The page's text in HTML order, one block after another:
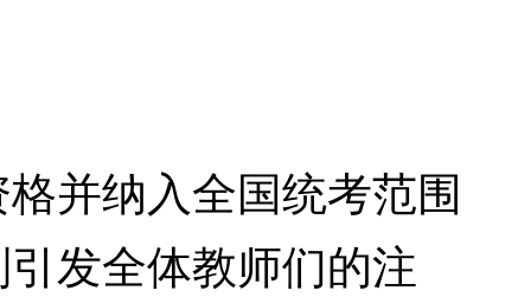
并纳入全国统考范围
发全体教师们的注